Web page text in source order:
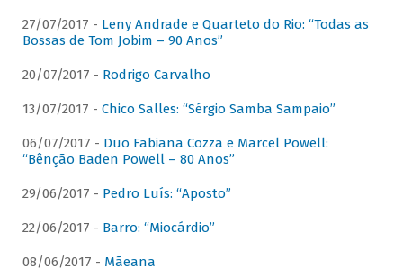
27/07/2017 - Leny Andrade e Quarteto do Rio: “Todas as
Bossas de Tom Jobim – 90 Anos”
20/07/2017 - Rodrigo Carvalho
13/07/2017 - Chico Salles: “Sérgio Samba Sampaio”
06/07/2017 - Duo Fabiana Cozza e Marcel Powell:
“Bênção Baden Powell – 80 Anos”
29/06/2017 - Pedro Luís: “Aposto”
22/06/2017 - Barro: “Miocárdio”
08/06/2017 - Mãeana